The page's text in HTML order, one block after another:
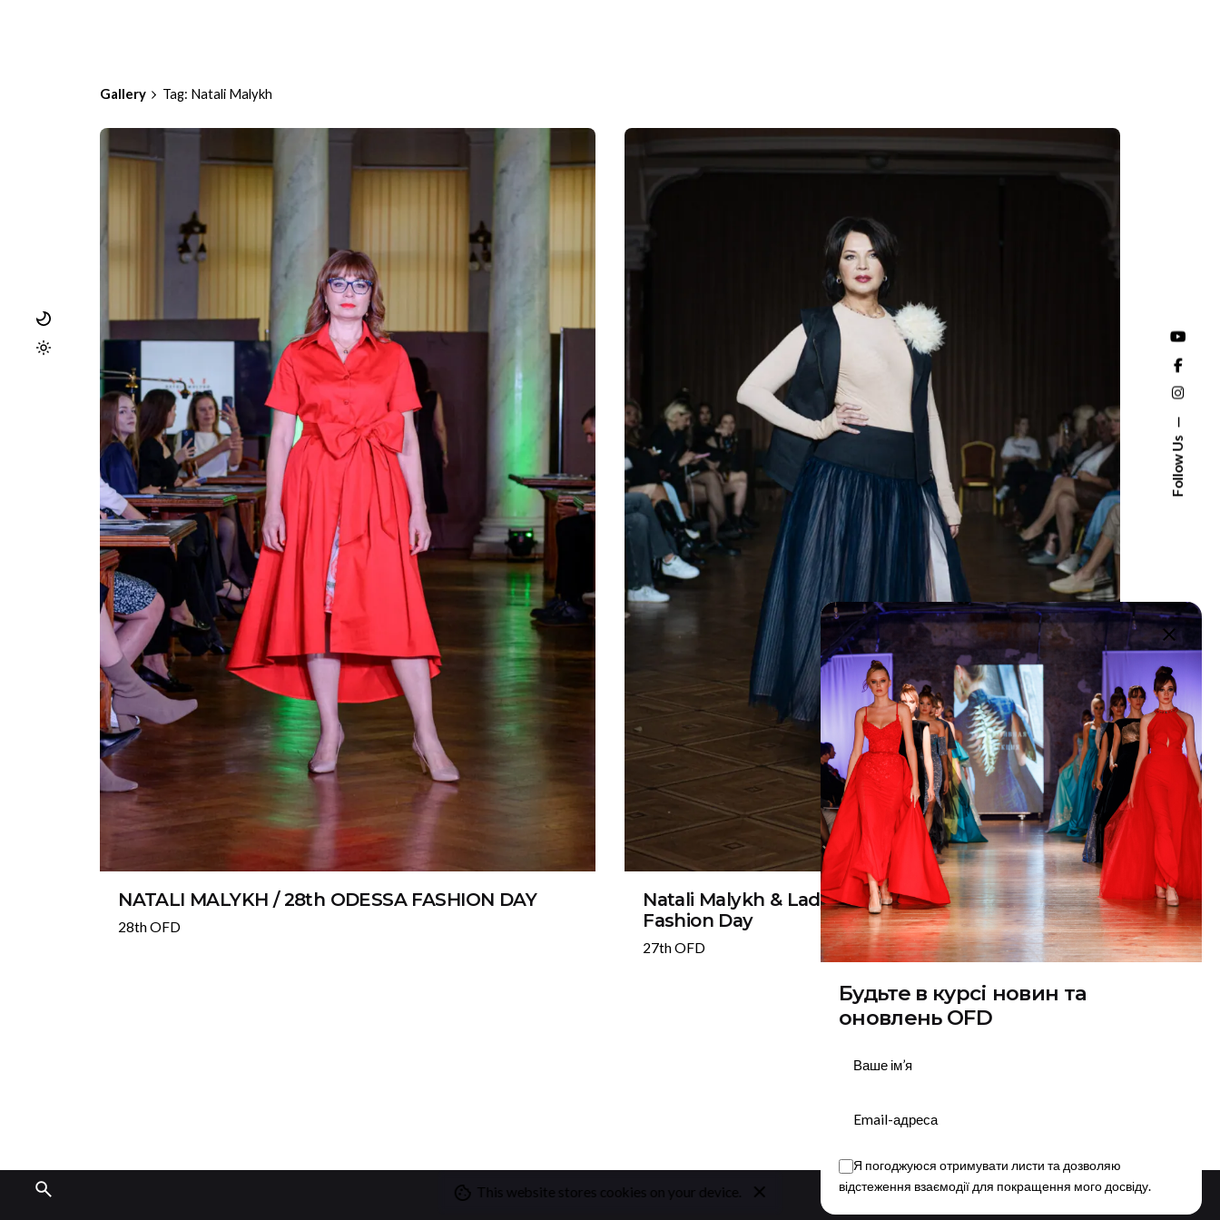
Follow Us
Gallery Tag: Natali Malykh
NATALI MALYKH / 28th ODESSA FASHION DAY
28th OFD
Natali Malykh & Lady Forever Club / 27th Odessa
Fashion Day
27th OFD
This website stores cookies on your device.
Будьте в курсі новин та
оновлень OFD
Я погоджуюся отримувати листи та дозволяю
відстеження взаємодії для покращення мого досвіду.